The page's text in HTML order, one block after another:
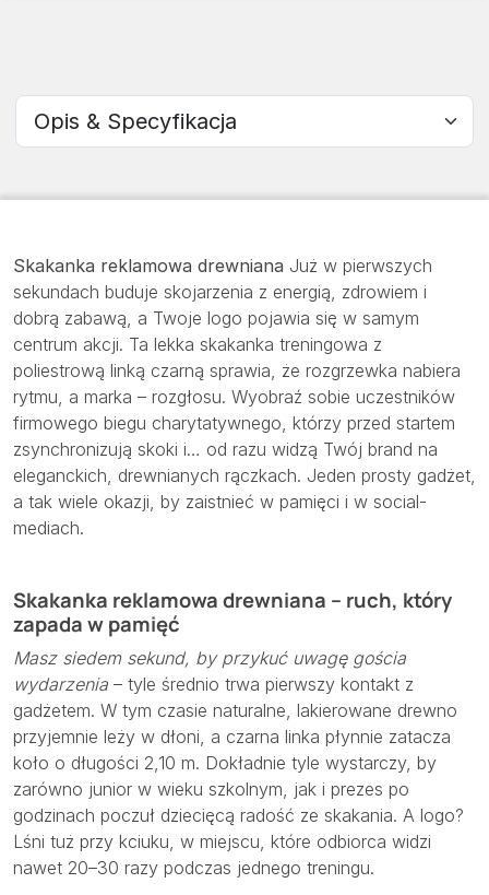
Skakanka reklamowa drewniana Już w pierwszych
sekundach buduje skojarzenia z energią, zdrowiem i
dobrą zabawą, a Twoje logo pojawia się w samym
centrum akcji. Ta lekka skakanka treningowa z
poliestrową linką czarną sprawia, że rozgrzewka nabiera
rytmu, a marka – rozgłosu. Wyobraź sobie uczestników
firmowego biegu charytatywnego, którzy przed startem
zsynchronizują skoki i… od razu widzą Twój brand na
eleganckich, drewnianych rączkach. Jeden prosty gadżet,
a tak wiele okazji, by zaistnieć w pamięci i w social-
mediach.
Skakanka reklamowa drewniana – ruch, który
zapada w pamięć
Masz siedem sekund, by przykuć uwagę gościa
wydarzenia – tyle średnio trwa pierwszy kontakt z
gadżetem. W tym czasie naturalne, lakierowane drewno
przyjemnie leży w dłoni, a czarna linka płynnie zatacza
koło o długości 2,10 m. Dokładnie tyle wystarczy, by
zarówno junior w wieku szkolnym, jak i prezes po
godzinach poczuł dziecięcą radość ze skakania. A logo?
Lśni tuż przy kciuku, w miejscu, które odbiorca widzi
nawet 20–30 razy podczas jednego treningu.
Wybierz sekcję